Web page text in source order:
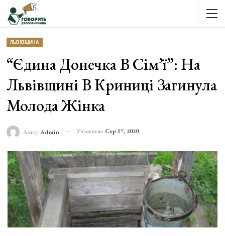
ЛЬВІВЩИНА
“Єдина Донечка В Сім’ї”: На
Львівщині В Криниці Загинула
Молода Жінка
Автор Admin Увімкнено Сер 17, 2020